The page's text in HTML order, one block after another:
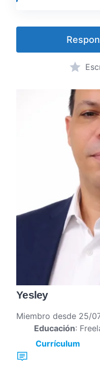
Yesley
Miembro desde 25/
Educación:
Currículum